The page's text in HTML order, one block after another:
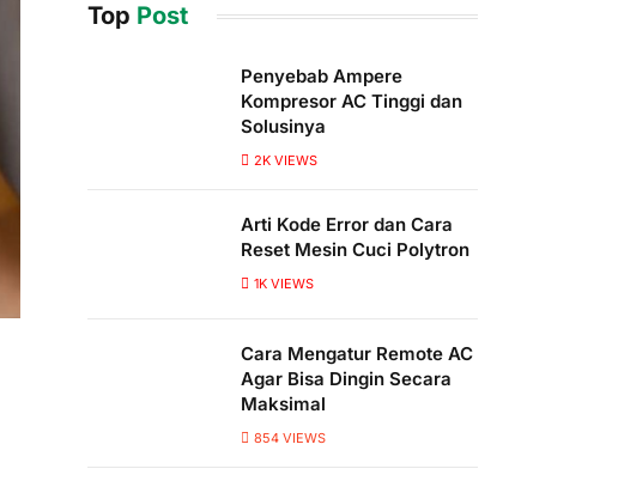
Top Post
Penyebab Ampere
Kompresor AC Tinggi dan
Solusinya
2K VIEWS
Arti Kode Error dan Cara
Reset Mesin Cuci Polytron
1K VIEWS
Cara Mengatur Remote AC
Agar Bisa Dingin Secara
Maksimal
854 VIEWS